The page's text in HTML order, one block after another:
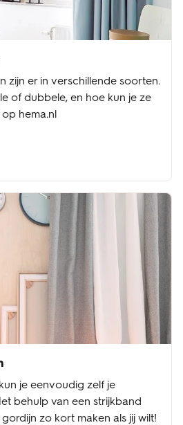
zijn er in verschillende soorten.
of dubbele, en hoe kun je ze
hema.nl
je eenvoudig zelf je
behulp van een strijkband
zo kort maken als jij wilt!